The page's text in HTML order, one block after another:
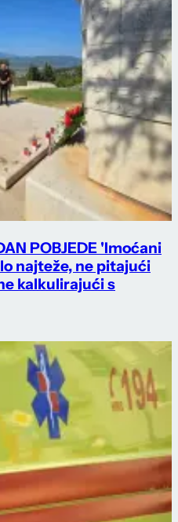
POBJEDE 'Imoćani
najteže, ne pitajući
kalkulirajući s